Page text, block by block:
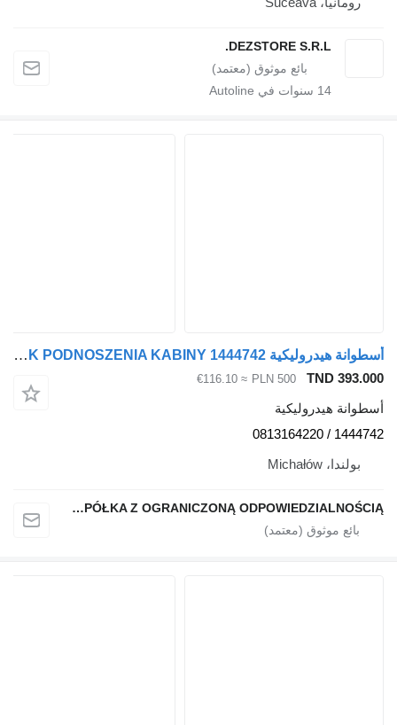
DEZSTORE S.R.L.
سنوات في Autoline
أسطوانة هيدروليكية DAF SIŁOWNIK PODNOSZENIA KABINY 1444742 لـ السيارات القاطرة DAF XF CF
TND
PLN 500
≈ €116.10
هيدروليكية
1444742 /
بولندا، Michałów
QINDITO SPÓŁKA Z OGRANICZONĄ ODPOWIEDZIALNOŚCIĄ